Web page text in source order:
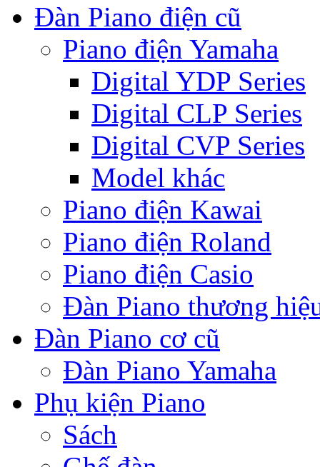
Đàn Piano điện cũ
Piano điện Yamaha
Digital YDP Series
Digital CLP Series
Digital CVP Series
Model khác
Piano điện Kawai
Piano điện Roland
Piano điện Casio
Đàn Piano thương
Đàn Piano cơ cũ
Đàn Piano Yamaha
Phụ kiện Piano
Sách